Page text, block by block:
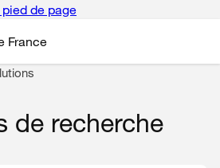
de page
France
de recherche